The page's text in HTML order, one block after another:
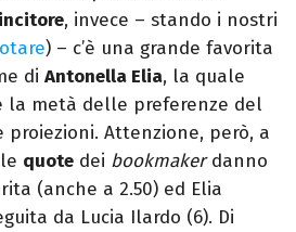
, invece – stando i nostri
) – c’è una grande favorita
di Antonella Elia, la quale
la metà delle preferenze del
proiezioni. Attenzione, però, a
quote dei bookmakerdanno
(anche a 2.50) ed Elia
da Lucia Ilardo (6). Di